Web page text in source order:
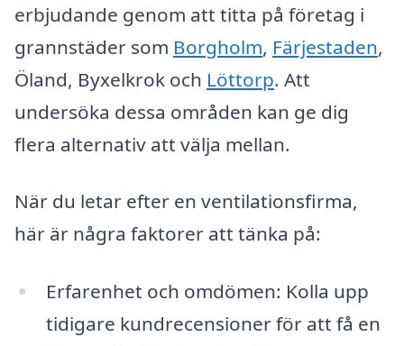
erbjudande genom att titta på företag i
grannstäder som Borgholm, Färjestaden,
Öland, Byxelkrok och Löttorp. Att
undersöka dessa områden kan ge dig
flera alternativ att välja mellan.
När du letar efter en ventilationsfirma,
här är några faktorer att tänka på:
Erfarenhet och omdömen: Kolla upp
tidigare kundrecensioner för att få en